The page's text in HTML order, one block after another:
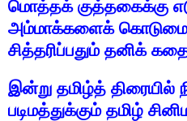
மொத்தக் குத்தகைக்கு
அம்மாக்களைக்
சித்தரிப்பதும் தனிக்
இன்று தமிழ்த் திரையில்
படிமத்துக்கும் தமிழ்